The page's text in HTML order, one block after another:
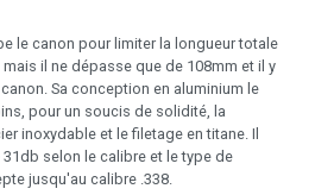
le canon pour limiter la longueur totale
il ne dépasse que de 108mm et il y
Sa conception en aluminium le
pour un soucis de solidité, la
inoxydable et le filetage en titane. Il
selon le calibre et le type de
jusqu'au calibre .338.